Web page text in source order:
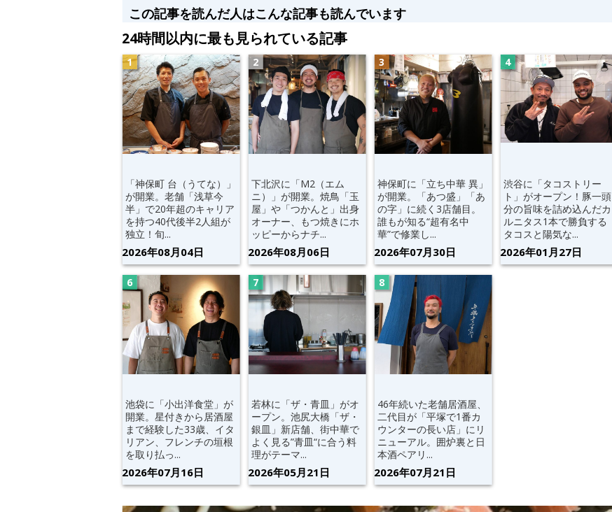
この記事を読んだ人はこんな記事も読んでいます
24時間以内に最も見られている記事
「神保町 台（うてな）」
が開業。老舗「浅草今
半」で20年超のキャリア
を持つ40代後半2人組が
独立！旬...
2026年08月04日
下北沢に「M2（エム
ニ）」が開業。焼鳥「玉
屋」や「つかんと」出身
オーナー、もつ焼きにホ
ッピーからナチ...
2026年08月06日
神保町に「立ち中華 異」
が開業。「あつ盛」「あ
の字」に続く3店舗目。
誰もが知る“超有名中
華”で修業し...
2026年07月30日
渋谷に「タコストリー
ト」がオープン！豚一頭
分の旨味を詰め込んだカ
ルニタス1本で勝負する
タコスと陽気な...
2026年01月27日
池袋に「小出洋食堂」が
開業。星付きから居酒屋
まで経験した33歳、イタ
リアン、フレンチの垣根
を取り払っ...
2026年07月16日
若林に「ザ・青皿」がオ
ープン。池尻大橋「ザ・
銀皿」新店舗、街中華で
よく見る”青皿“に合う料
理がテーマ...
2026年05月21日
46年続いた老舗居酒屋、
二代目が「平塚で1番カ
ウンターの長い店」にリ
ニューアル。囲炉裏と日
本酒ペアリ...
2026年07月21日